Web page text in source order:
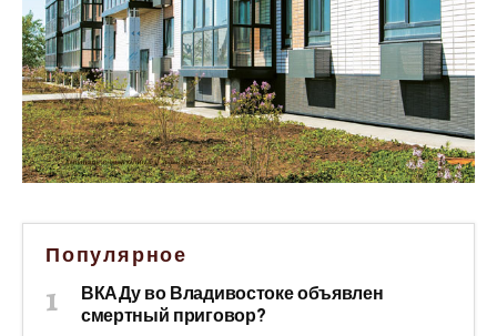
Популярное
ВКАДу во Владивостоке объявлен
смертный приговор?